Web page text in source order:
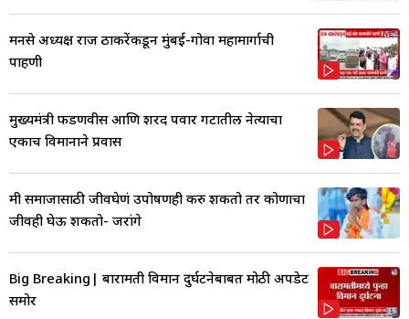
मनसे अध्यक्ष राज ठाकरेंकडून मुंबई-गोवा महामार्गाची
पाहणी
मुख्यमंत्री फडणवीस आणि शरद पवार गटातील नेत्याचा
एकाच विमानाने प्रवास
मी समाजासाठी जीवघेणं उपोषणही करु शकतो तर कोणाचा
जीवही घेऊ शकतो- जरांगे
Big Breaking| बारामती विमान दुर्घटनेबाबत मोठी अपडेट
समोर